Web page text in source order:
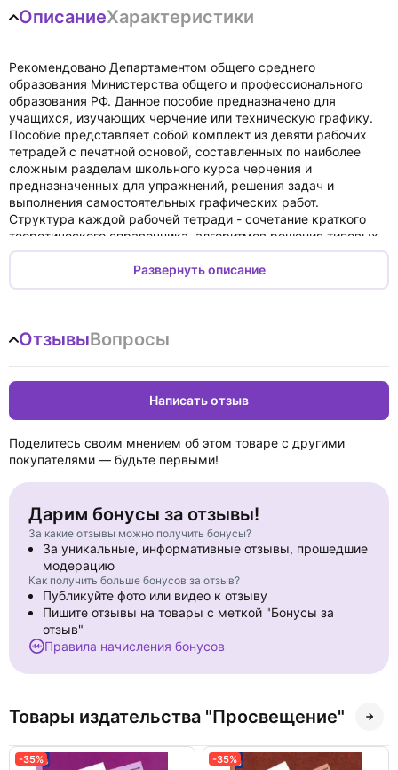
ОписаниеХарактеристики
Рекомендовано Департаментом общего среднего
образования Министерства общего и профессионального
образования РФ. Данное пособие предназначено для
учащихся, изучающих черчение или техническую графику.
Пособие представляет собой комплект из девяти рабочих
тетрадей с печатной основой, составленных по наиболее
сложным разделам школьного курса черчения и
предназначенных для упражнений, решения задач и
выполнения самостоятельных графических работ.
Структура каждой рабочей тетради - сочетание краткого
теоретического справочника, алгоритмов решения типовых
задач; системы упражнений и разнообразных заданий.
Рабочая тетрадь №6 знакомит учащихся с простыми
разрезами и учит выполнению разрезов на комплексном и
Развернуть описание
ОтзывыВопросы
Написать отзыв
Поделитесь своим мнением об этом товаре с другими
покупателями — будьте первыми!
Дарим бонусы за отзывы!
За какие отзывы можно получить бонусы?
За уникальные, информативные отзывы, прошедшие
модерацию
Как получить больше бонусов за отзыв?
Публикуйте фото или видео к отзыву
Пишите отзывы на товары с меткой "Бонусы за
отзыв"
Правила начисления бонусов
Товары издательства "Просвещение"
-35% -35%